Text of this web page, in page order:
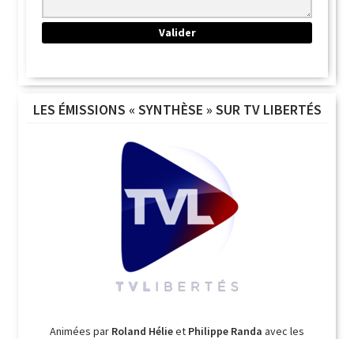
LES ÉMISSIONS « SYNTHÈSE » SUR TV LIBERTÉS
Animées par Roland Hélieet Philippe Randa avec les